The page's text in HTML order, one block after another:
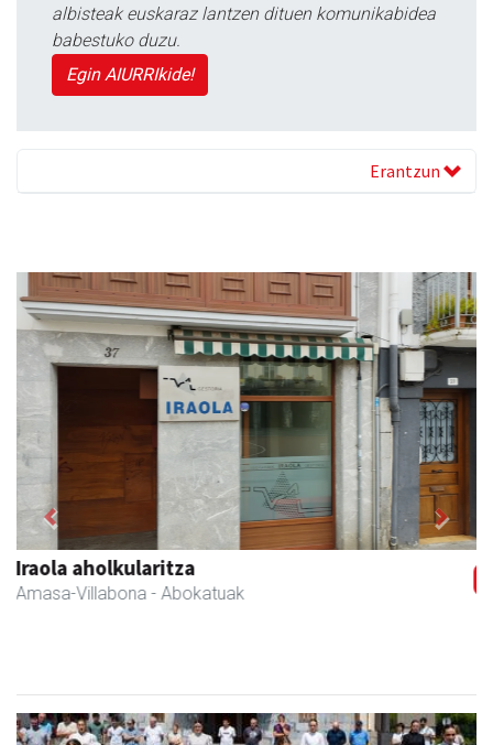
albisteak euskaraz lantzen dituen komunikabidea
babestuko duzu.
Egin AIURRIkide!
Erantzun
Amasa kafetegia
Amasa-Villabona - Gozotegiak
Previous Next